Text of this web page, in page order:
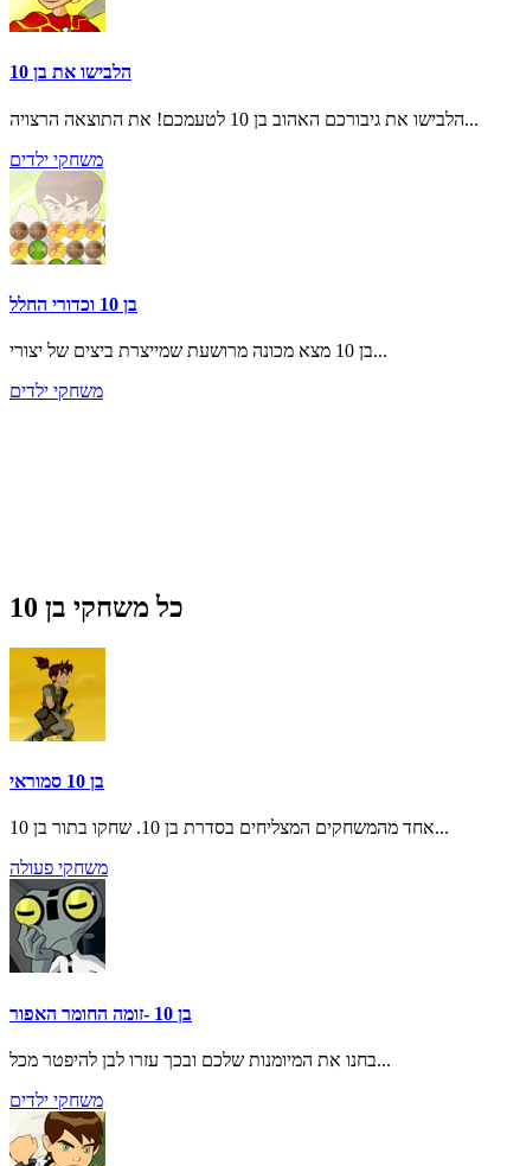
הלבישו את בן 10
הלבישו את גיבורכם האהוב בן 10 לטעמכם! את התוצאה הרצויה...
משחקי ילדים
בן 10 וכדורי החלל
בן 10 מצא מכונה מרושעת שמייצרת ביצים של יצורי...
משחקי ילדים
כל משחקי בן 10
בן 10 סמוראי
אחד מהמשחקים המצליחים בסדרת בן 10. שחקו בתור בן 10...
משחקי פעולה
בן 10 -זומה החומר האפור
בחנו את המיומנות שלכם ובכך עזרו לבן להיפטר מכל...
משחקי ילדים